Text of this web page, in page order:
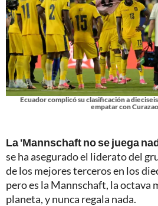
Ecuador complicó su clasificación a
empatar con Curazao
La 'Mannschaft no se juega
se ha asegurado el liderato del
de los mejores terceros en los
pero es la Mannschaft, la octava
planeta, y nunca regala nada.